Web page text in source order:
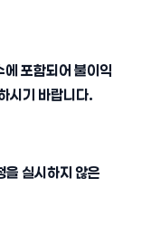
에 포함되어 불이익
시기 바랍니다.
을 실시하지 않은